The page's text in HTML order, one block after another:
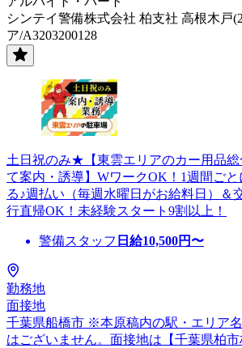
シンテイ警備株式会社 柏支社 高根木戸
ア/A3203200128
土日祝のみ★【東雲エリアのカー用品総
て案内・誘導】WワークOK！1週間ご
る♪週払い（毎週水曜日がお給料日）＆
行直帰OK！未経験スタート9割以上！
警備スタッフ 日給10,500円〜
勤務地
面接地
千葉県船橋市 ※本原稿内の駅・エリア
はございません。面接地は【千葉県柏